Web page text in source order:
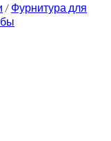
/ Фурнитура для